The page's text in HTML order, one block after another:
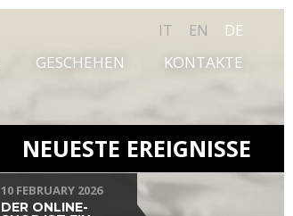
GESCHEHEN KONTAKTE
IT EN DE
NEUESTE EREIGNISSE
10 FEBRUARY 2026
DER ONLINE-